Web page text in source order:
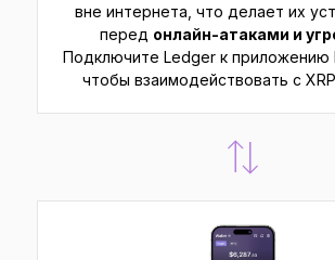
вне интернета, что делает их
перед онлайн-атаками и
Подключите Ledger к приложению
чтобы взаимодействовать с